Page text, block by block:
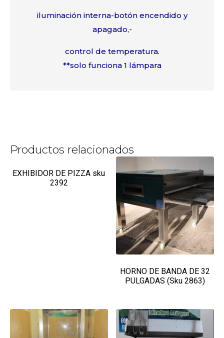
iluminación interna-botón encendido y
apagado,-
control de temperatura.
**solo funciona 1 lámpara
Productos relacionados
EXHIBIDOR DE PIZZA sku
2392
HORNO DE BANDA DE 32
PULGADAS (Sku 2863)